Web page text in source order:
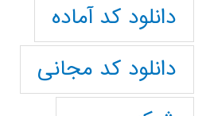
دانلود کد آماده
دانلود کد مجانی